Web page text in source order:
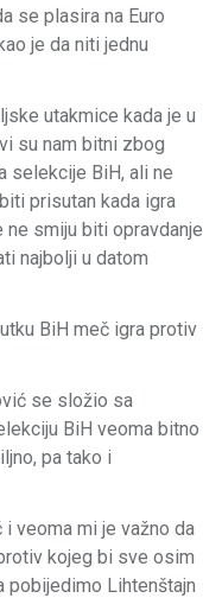
se plasira na Euro
je da niti jednu
utakmice kada je u
su nam bitni zbog
selekcije BiH, ali ne
prisutan kada igra
smiju biti opravdanje
najbolji u datom
BiH meč igra protiv
se složio sa
BiH veoma bitno
pa tako i
veoma mi je važno da
kojeg bi sve osim
pobijedimo Lihtenštajn